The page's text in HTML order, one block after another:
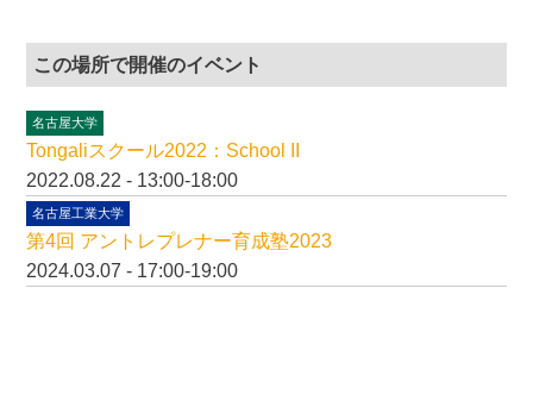
この場所で開催のイベント
名古屋大学
Tongaliスクール2022：School II
2022.08.22 - 13:00-18:00
名古屋工業大学
第4回 アントレプレナー育成塾2023
2024.03.07 - 17:00-19:00